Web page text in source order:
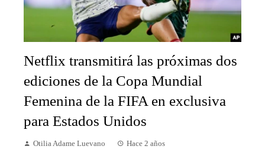
Netflix transmitirá las próximas dos
ediciones de la Copa Mundial
Femenina de la FIFA en exclusiva
para Estados Unidos
Otilia Adame Luevano Hace 2 años